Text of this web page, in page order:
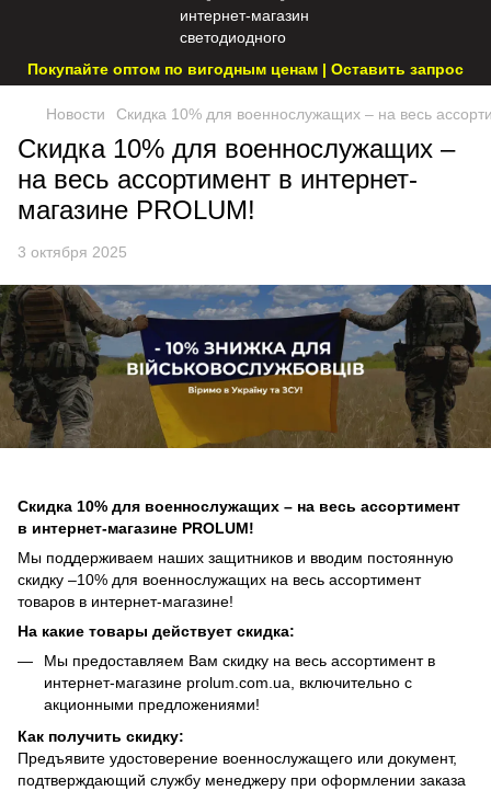
Покупайте оптом по вигодным ценам | Оставить запрос
Новости Скидка 10% для военнослужащих – на весь
Скидка 10% для военнослужащих –
на весь ассортимент в интернет-
магазине PROLUM!
3 октября 2025
Скидка 10% для военнослужащих – на весь ассортимент
в интернет-магазине PROLUM!
Мы поддерживаем наших защитников и вводим постоянную
скидку –10% для военнослужащих на весь ассортимент
товаров в интернет-магазине!
На какие товары действует скидка:
Мы предоставляем Вам скидку на весь ассортимент в
интернет-магазине prolum.com.ua, включительно с
акционными предложениями!
Как получить скидку:
Предъявите удостоверение военнослужащего или документ,
подтверждающий службу менеджеру при оформлении заказа